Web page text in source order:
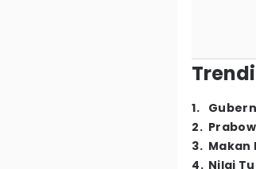
1.
2.
3. Makan
4. Nilai